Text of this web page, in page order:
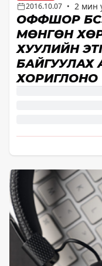
2016.10.07 • 2 мин
ОФФШОР
МӨНГӨН
ХУУЛИЙН
БАЙГУУЛАХ
ХОРИГЛОНО